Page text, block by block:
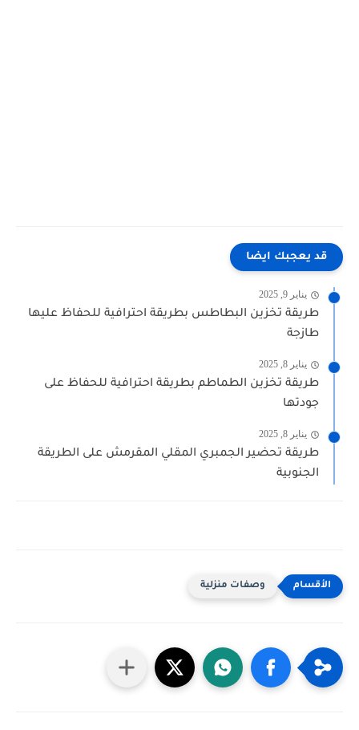
قد يعجبك ايضا
يناير 9, 2025
طريقة تخزين البطاطس بطريقة احترافية للحفاظ عليها
طازجة
يناير 8, 2025
طريقة تخزين الطماطم بطريقة احترافية للحفاظ على
جودتها
يناير 8, 2025
طريقة تحضير الجمبري المقلي المقرمش على الطريقة
الجنوبية
وصفات منزلية